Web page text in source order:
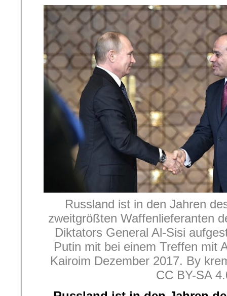
Russland ist in den Jahren
zweitgrößten Waffenlieferanten
Diktators General Al-Sisi
Putin mit bei einem Treffen mit
Kairoim Dezember 2017. By
CC BY-SA